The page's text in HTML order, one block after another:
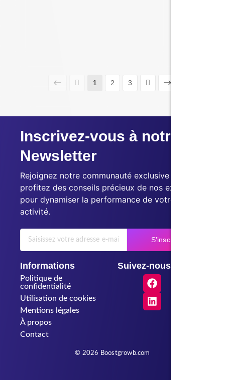
1 2 3
Inscrivez-vous à notre
Newsletter
Rejoignez notre communauté exclusive et
profitez des conseils précieux de nos experts
pour dynamiser la performance de votre
activité.
S'inscrire
Informations
Politique de
confidentialité
Utilisation de cookies
Mentions légales
À propos
Contact
Suivez-nous
© 2026 Boostgrowb.com